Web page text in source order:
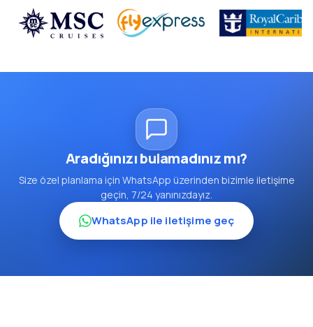
Aradığınızı bulamadınız mı?
Size özel planlama için WhatsApp üzerinden bizimle iletişime
geçin, 7/24 yanınızdayız.
WhatsApp ile iletişime geç